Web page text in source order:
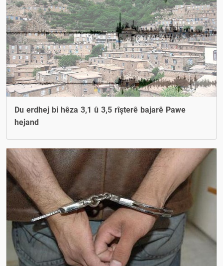
Du erdhej bi hêza 3,1 û 3,5 rîşterê bajarê Pawe
hejand